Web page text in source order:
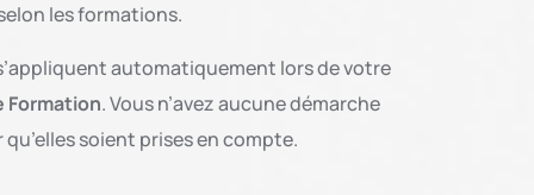
les formations.
automatiquement lors de votre
Formation. Vous n’avez aucune démarche
soient prises en compte.